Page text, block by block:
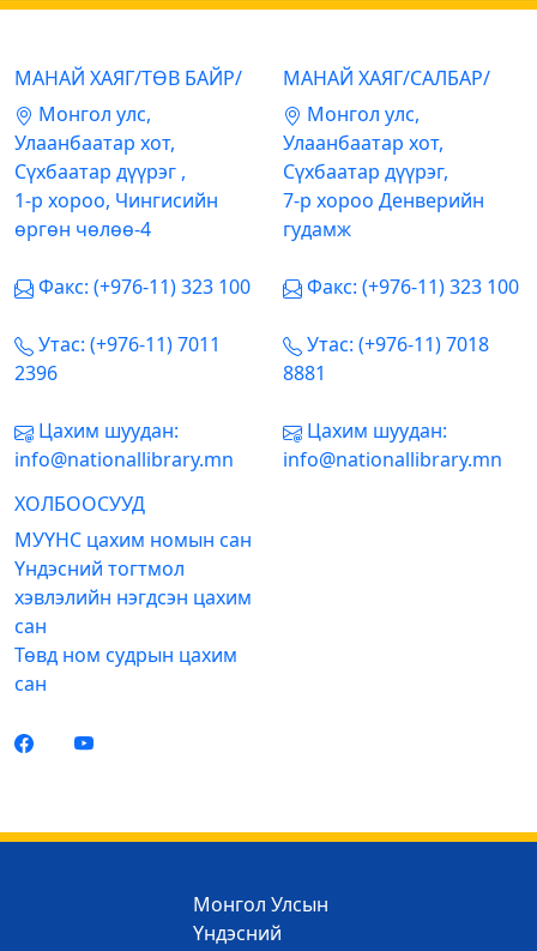
МАНАЙ ХАЯГ/ТӨВ БАЙР/
Mонгол улс,
Улаанбаатар хот,
Сүхбаатар дүүрэг ,
1-р хороо, Чингисийн
өргөн чөлөө-4
Факс: (+976-11) 323 100
Утас: (+976-11) 7011
2396
Цахим шуудан:
info@nationallibrary.mn
МАНАЙ ХАЯГ/САЛБАР/
Mонгол улс,
Улаанбаатар хот,
Сүхбаатар дүүрэг,
7-р хороо Денверийн
гудамж
Факс: (+976-11) 323 100
Утас: (+976-11) 7018
8881
Цахим шуудан:
info@nationallibrary.mn
ХОЛБООСУУД
МУҮНС цахим номын сан
Үндэсний тогтмол
хэвлэлийн нэгдсэн цахим
сан
Төвд ном судрын цахим
сан
Монгол Улсын
Үндэсний